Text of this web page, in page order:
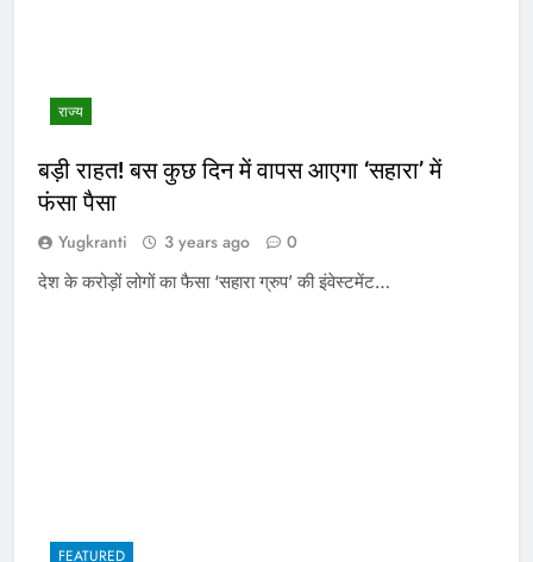
राज्य
बड़ी राहत! बस कुछ दिन में वापस आएगा ‘सहारा’ में
फंसा पैसा
Yugkranti 3 years ago 0
देश के करोड़ों लोगों का फैसा ‘सहारा ग्रुप’ की इंवेस्टमेंट…
FEATURED